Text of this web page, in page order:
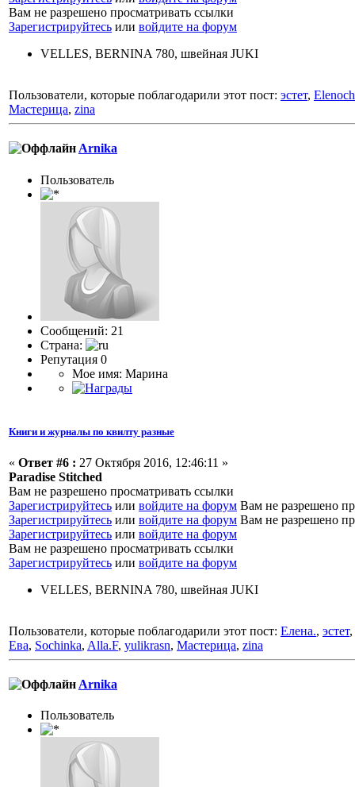
Вам не разрешено просматривать ссылки
Зарегистрируйтесь или войдите на форум
VELLES, BERNINA 780, швейная JUKI
Пользователи, которые поблагодарили этот пост: эстет,
Мастерица, zina
Arnika
Пользоватeль
Сообщений: 21
Страна:
Репутация 0
Мое имя: Марина
Книги и журналы по квилту разные
« Ответ #6 : 27 Октября 2016, 12:46:11 »
Paradise Stitched
Вам не разрешено просматривать ссылки
Зарегистрируйтесь или войдите на форум Вам не разрешено
Зарегистрируйтесь или войдите на форум Вам не разрешено
Зарегистрируйтесь или войдите на форум
Вам не разрешено просматривать ссылки
Зарегистрируйтесь или войдите на форум
VELLES, BERNINA 780, швейная JUKI
Пользователи, которые поблагодарили этот пост: Елена., эстет,
Ева, Sochinka, Alla.F, yulikrasn, Мастерица, zina
Arnika
Пользоватeль